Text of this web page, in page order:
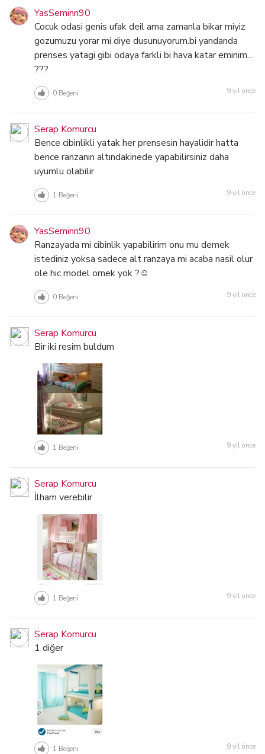
YasSeminn90
Cocuk odasi genis ufak deil ama zamanla bikar miyiz
gozumuzu yorar mi diye dusunuyorum.bi yandanda
prenses yatagi gibi odaya farkli bi hava katar eminim...
???
0Beğeni 9 yıl önce
Serap Komurcu
Bence cibinlikli yatak her prensesin hayalidir hatta
bence ranzanın altındakinede yapabilirsiniz daha
uyumlu olabilir
1 Beğeni 9 yıl önce
YasSeminn90
Ranzayada mi cibinlik yapabilirim onu mu demek
istediniz yoksa sadece alt ranzaya mi acaba nasil olur
ole hic model ornek yok ?☺
0Beğeni 9 yıl önce
Serap Komurcu
Bir iki resim buldum
1 Beğeni 9 yıl önce
Serap Komurcu
İlham verebilir
1 Beğeni 9 yıl önce
Serap Komurcu
1 diğer
1 Beğeni 9 yıl önce